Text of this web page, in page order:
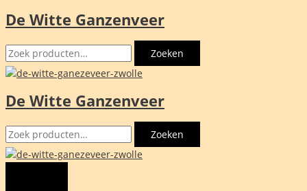
Ga
de
inhoud
De Witte Ganzenveer
Zoeken
naar:
Zoeken
De Witte Ganzenveer
Zoeken
naar:
Zoeken